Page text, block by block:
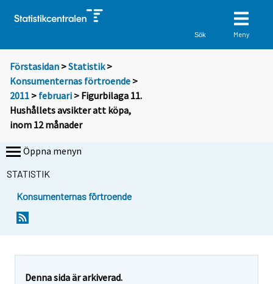
Sök Meny
Förstasidan >Statistik >
Konsumenternas förtroende >
2011 > februari > Figurbilaga 11.
Hushållets avsikter att köpa,
inom 12 månader
Öppna menyn
STATISTIK
Konsumenternas förtroende
Denna sida är arkiverad.